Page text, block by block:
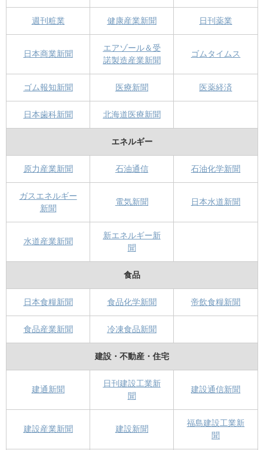
週刊粧業 健康産業新聞 日刊薬業
日本商業新聞
エアゾール＆受
諾製造産業新聞
ゴムタイムス
ゴム報知新聞 医療新聞 医薬経済
日本歯科新聞 北海道医療新聞
エネルギー
原力産業新聞 石油通信 石油化学新聞
ガスエネルギー
新聞
電気新聞 日本水道新聞
水道産業新聞
新エネルギー新
聞
食品
日本食糧新聞 食品化学新聞 帝飲食糧新聞
食品産業新聞 冷凍食品新聞
建設・不動産・住宅
建通新聞
日刊建設工業新
聞
建設通信新聞
建設産業新聞 建設新聞
福島建設工業新
聞